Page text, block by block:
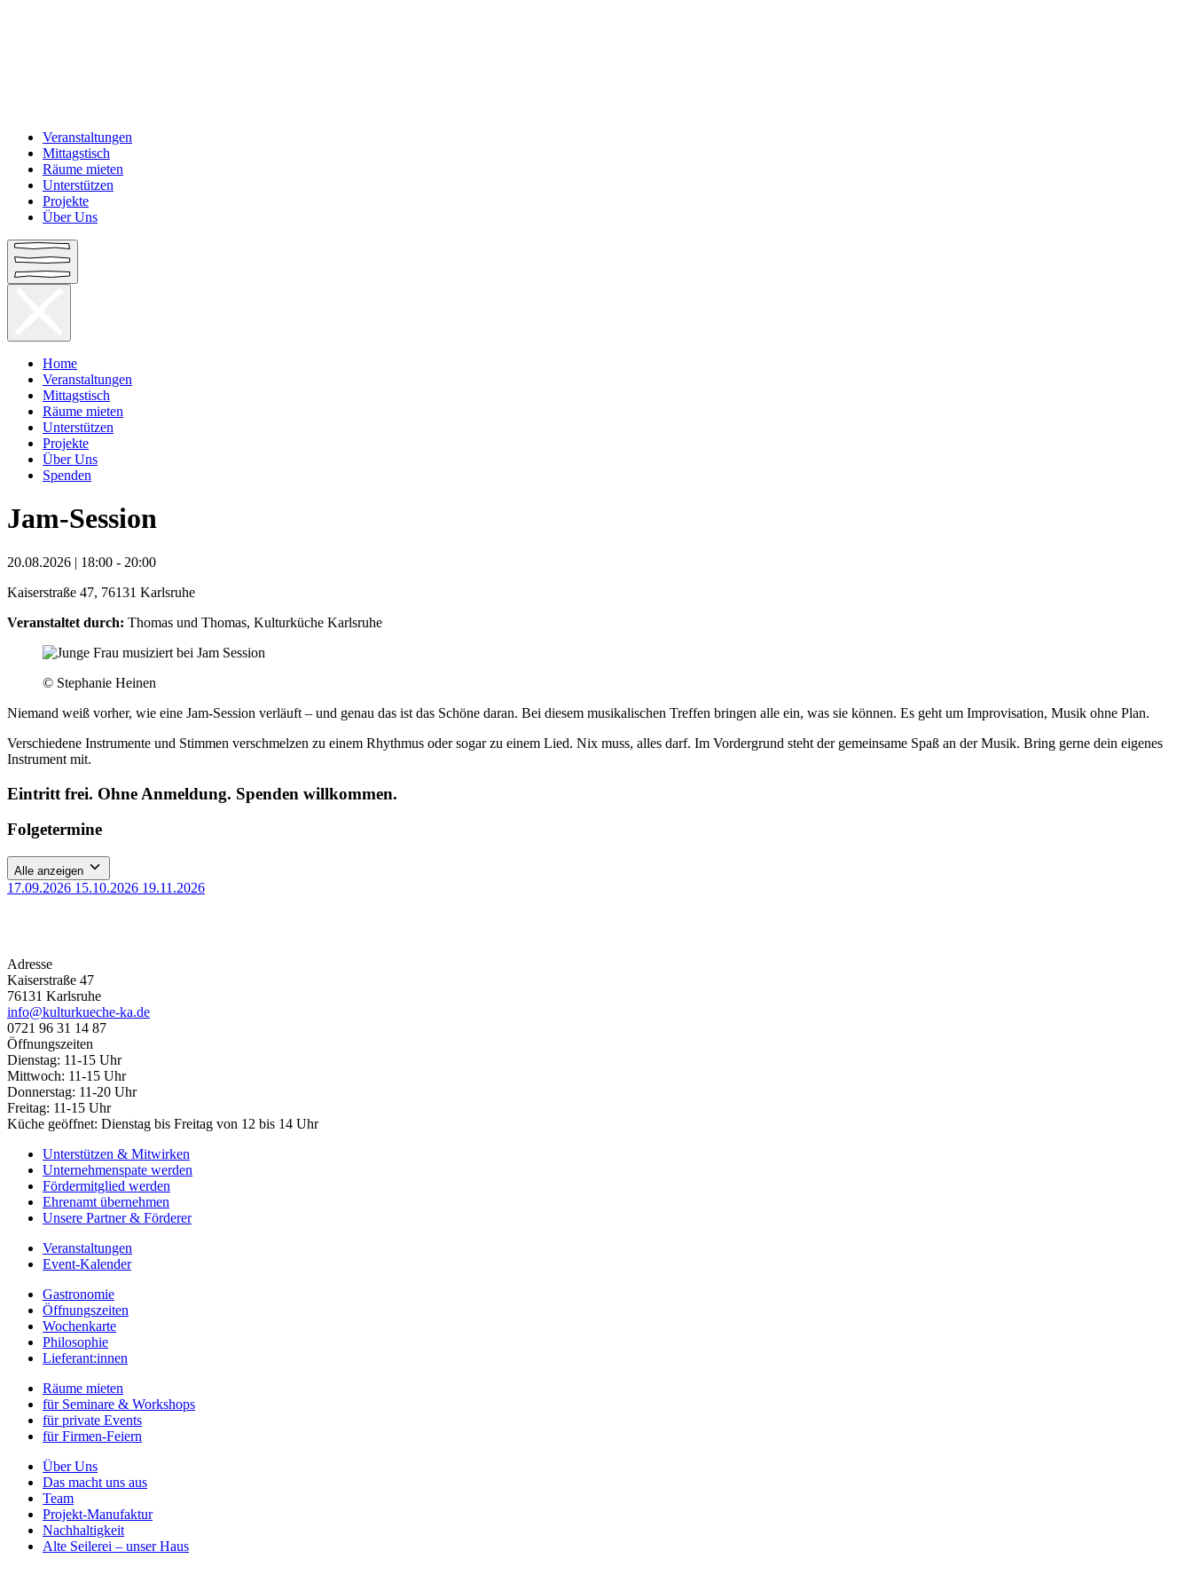
Veranstaltungen
Mittagstisch
Räume mieten
Unterstützen
Projekte
Über Uns
Home
Veranstaltungen
Mittagstisch
Räume mieten
Unterstützen
Projekte
Über Uns
Spenden
Jam-Session
20.08.2026 | 18:00 - 20:00
Kaiserstraße 47, 76131 Karlsruhe
Veranstaltet durch: Thomas und Thomas, Kulturküche Karlsruhe
© Stephanie Heinen
Niemand weiß vorher, wie eine Jam-Session verläuft – und genau das ist das Schöne daran. Bei diesem musikalischen Treffen bringen alle ein, was sie können. Es geht um Improvisation, Musik ohne Plan.
Verschiedene Instrumente und Stimmen verschmelzen zu einem Rhythmus oder sogar zu einem Lied. Nix muss, alles darf. Im Vordergrund steht der gemeinsame Spaß an der Musik. Bring gerne dein eigenes
Instrument mit.
Eintritt frei. Ohne Anmeldung. Spenden willkommen.
Folgetermine
Alle anzeigen
17.09.2026 15.10.2026 19.11.2026
Adresse
Kaiserstraße 47
76131 Karlsruhe
info@kulturkueche-ka.de
0721 96 31 14 87
Öffnungszeiten
Dienstag: 11-15 Uhr
Mittwoch: 11-15 Uhr
Donnerstag: 11-20 Uhr
Freitag: 11-15 Uhr
Küche geöffnet: Dienstag bis Freitag von 12 bis 14 Uhr
Unterstützen & Mitwirken
Unternehmenspate werden
Fördermitglied werden
Ehrenamt übernehmen
Unsere Partner & Förderer
Veranstaltungen
Event-Kalender
Gastronomie
Öffnungszeiten
Wochenkarte
Philosophie
Lieferant:innen
Räume mieten
für Seminare & Workshops
für private Events
für Firmen-Feiern
Über Uns
Das macht uns aus
Team
Projekt-Manufaktur
Nachhaltigkeit
Alte Seilerei – unser Haus